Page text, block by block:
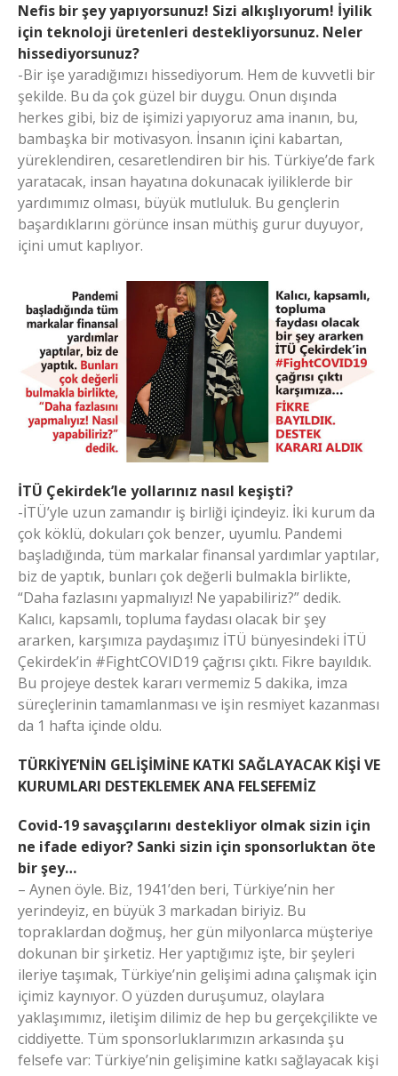
Nefis bir şey yapıyorsunuz! Sizi alkışlıyorum! İyilik
için teknoloji üretenleri destekliyorsunuz. Neler
hissediyorsunuz?
-Bir işe yaradığımızı hissediyorum. Hem de kuvvetli bir
şekilde. Bu da çok güzel bir duygu. Onun dışında
herkes gibi, biz de işimizi yapıyoruz ama inanın, bu,
bambaşka bir motivasyon. İnsanın içini kabartan,
yüreklendiren, cesaretlendiren bir his. Türkiye’de fark
yaratacak, insan hayatına dokunacak iyiliklerde bir
yardımımız olması, büyük mutluluk. Bu gençlerin
başardıklarını görünce insan müthiş gurur duyuyor,
içini umut kaplıyor.
İTÜ Çekirdek’le yollarınız nasıl keşişti?
-İTÜ’yle uzun zamandır iş birliği içindeyiz. İki kurum da
çok köklü, dokuları çok benzer, uyumlu. Pandemi
başladığında, tüm markalar finansal yardımlar yaptılar,
biz de yaptık, bunları çok değerli bulmakla birlikte,
“Daha fazlasını yapmalıyız! Ne yapabiliriz?” dedik.
Kalıcı, kapsamlı, topluma faydası olacak bir şey
ararken, karşımıza paydaşımız İTÜ bünyesindeki İTÜ
Çekirdek’in #FightCOVID19 çağrısı çıktı. Fikre bayıldık.
Bu projeye destek kararı vermemiz 5 dakika, imza
süreçlerinin tamamlanması ve işin resmiyet kazanması
da 1 hafta içinde oldu.
TÜRKİYE’NİN GELİŞİMİNE KATKI SAĞLAYACAK KİŞİ VE
KURUMLARI DESTEKLEMEK ANA FELSEFEMİZ
Covid-19 savaşçılarını destekliyor olmak sizin için
ne ifade ediyor? Sanki sizin için sponsorluktan öte
bir şey…
– Aynen öyle. Biz, 1941’den beri, Türkiye’nin her
yerindeyiz, en büyük 3 markadan biriyiz. Bu
topraklardan doğmuş, her gün milyonlarca müşteriye
dokunan bir şirketiz. Her yaptığımız işte, bir şeyleri
ileriye taşımak, Türkiye’nin gelişimi adına çalışmak için
içimiz kaynıyor. O yüzden duruşumuz, olaylara
yaklaşımımız, iletişim dilimiz de hep bu gerçekçilikte ve
ciddiyette. Tüm sponsorluklarımızın arkasında şu
felsefe var: Türkiye’nin gelişimine katkı sağlayacak kişi